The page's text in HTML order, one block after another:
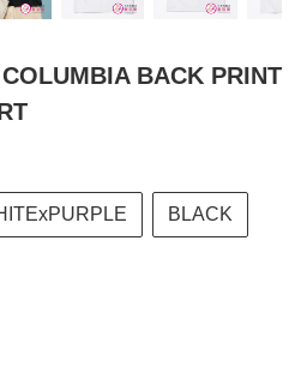
BACK PRINT
BLACK